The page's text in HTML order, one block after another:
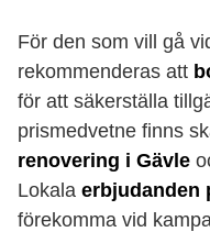
För den som vill gå
rekommenderas att
för att säkerställa
prismedvetne finns
renovering i Gävle
Lokala erbjudanden
förekomma vid